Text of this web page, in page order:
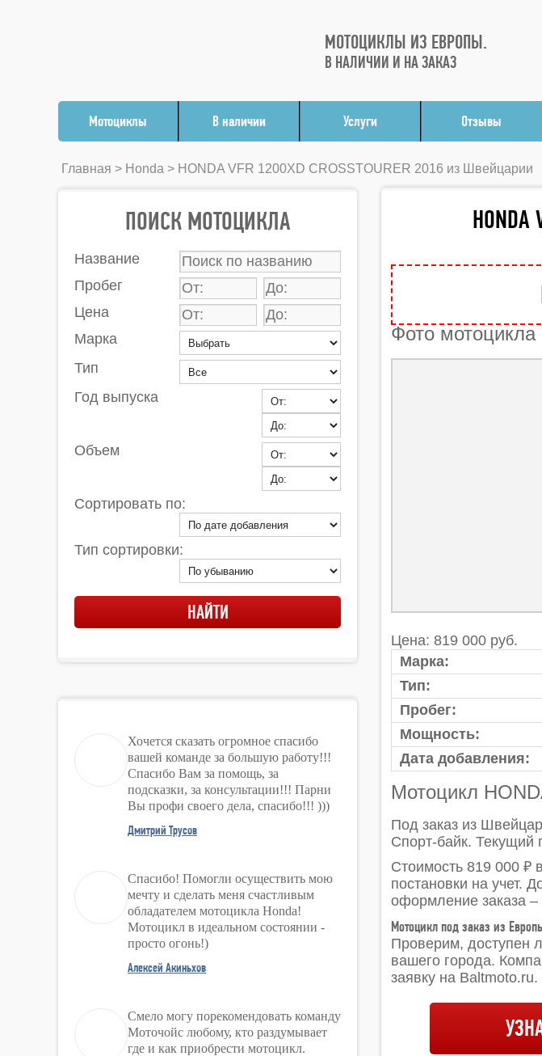
МОТОЦИКЛЫ ИЗ ЕВРОПЫ.
В НАЛИЧИИ И НА ЗАКАЗ
Мотоциклы В наличии Услуги Отзывы
Главная > Honda > HONDA VFR 1200XD CROSSTOURER 2016 из Швейцарии
HONDA
Фото мотоцикла
Цена: 819 000 руб.
Марка:
Тип:
Пробег:
Мощность:
Дата добавления:
Мотоцикл
Под заказ из
Спорт-байк. Текущий
Стоимость 819 000 ₽
постановки на учет.
оформление заказа –
Мотоцикл под заказ из
Проверим, доступен
вашего города.
заявку на Baltmoto.ru.
ПОИСК МОТОЦИКЛА
Название
Пробег
Цена
Марка
Тип
Год выпуска
Объем
Сортировать по:
Тип сортировки:
Хочется сказать огромное спасибо
вашей команде за большую работу!!!
Спасибо Вам за помощь, за
подсказки, за консультации!!! Парни
Вы профи своего дела, спасибо!!! )))
Дмитрий Трусов
Спасибо! Помогли осуществить мою
мечту и сделать меня счастливым
обладателем мотоцикла Honda!
Мотоцикл в идеальном состоянии -
просто огонь!)
Алексей Акиньхов
Смело могу порекомендовать команду
Моточойс любому, кто раздумывает
где и как приобрести мотоцикл.